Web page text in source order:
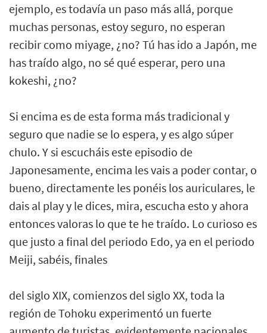
ejemplo, es todavía un paso más allá, porque
muchas personas, estoy seguro, no esperan
recibir como miyage, ¿no? Tú has ido a Japón, me
has traído algo, no sé qué esperar, pero una
kokeshi, ¿no?
Si encima es de esta forma más tradicional y
seguro que nadie se lo espera, y es algo súper
chulo. Y si escucháis este episodio de
Japonesamente, encima les vais a poder contar, o
bueno, directamente les ponéis los auriculares, le
dais al play y le dices, mira, escucha esto y ahora
entonces valoras lo que te he traído. Lo curioso es
que justo a final del periodo Edo, ya en el periodo
Meiji, sabéis, finales
del siglo XIX, comienzos del siglo XX, toda la
región de Tohoku experimentó un fuerte